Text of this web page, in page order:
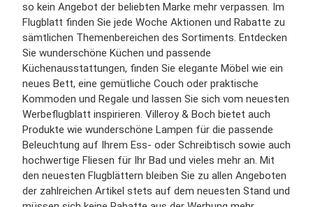
so kein Angebot der beliebten Marke mehr verpassen. Im
Flugblatt finden Sie jede Woche Aktionen und Rabatte zu
sämtlichen Themenbereichen des Sortiments. Entdecken
Sie wunderschöne Küchen und passende
Küchenausstattungen, finden Sie elegante Möbel wie ein
neues Bett, eine gemütliche Couch oder praktische
Kommoden und Regale und lassen Sie sich vom neuesten
Werbeflugblatt inspirieren. Villeroy & Boch bietet auch
Produkte wie wunderschöne Lampen für die passende
Beleuchtung auf Ihrem Ess- oder Schreibtisch sowie auch
hochwertige Fliesen für Ihr Bad und vieles mehr an. Mit
den neuesten Flugblättern bleiben Sie zu allen Angeboten
der zahlreichen Artikel stets auf dem neuesten Stand und